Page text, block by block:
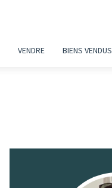
VENDRE BIENS VENDUS